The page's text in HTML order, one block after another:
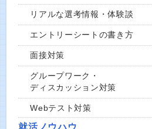
リアルな選考情報・体験談
エントリーシートの書き方
面接対策
グループワーク・
ディスカッション対策
Webテスト対策